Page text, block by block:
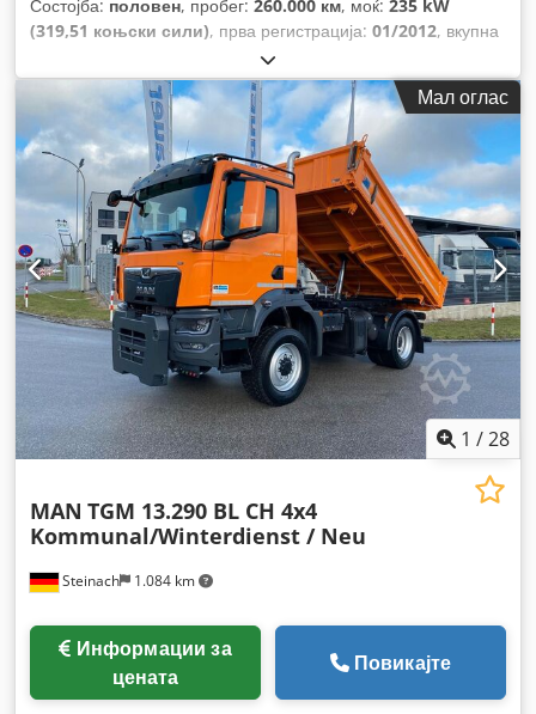
Состојба: половен, пробег: 260.000 км, моќ: 235 kW
(319,51 коњски сили), прва регистрација: 01/2012, вкупна
, тип на гориво:
Еуро 5, ширина на товарниот простор:2.420 мм, должина
на товарниот простор:
4.200 мм , висина на просторот за
товарење:
600 мм, Опрема: ABS, кран, погон на сите
тркала,
Мал оглас
1 /28
Steinach 1.084 km
MAN TGM 13.290 BL CH 4x4
Kommunal/Winterdienst / Neu
цената
Повикајте